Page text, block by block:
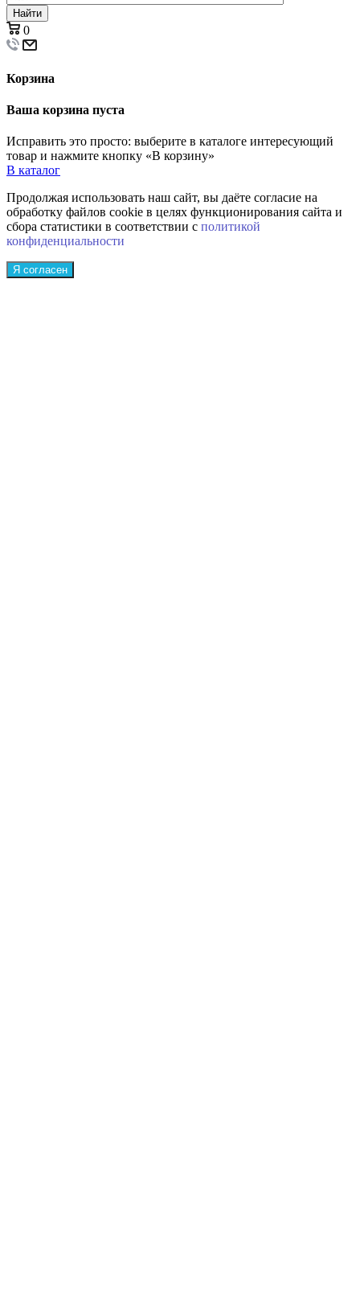
Найти
0
Корзина
Ваша корзина пуста
Исправить это просто: выберите в каталоге интересующий
товар и нажмите кнопку «В корзину»
В каталог
Продолжая использовать наш сайт, вы даёте согласие на
обработку файлов cookie в целях функционирования сайта и
сбора статистики в соответствии с политикой
конфиденциальности
Я согласен